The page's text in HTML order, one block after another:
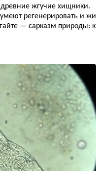
жгучие хищники.
регенерировать и жи
— сарказм природы: к